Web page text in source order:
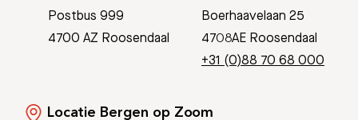
Postbus 999
4700 AZ Roosendaal
Boerhaavelaan 25
4708AE Roosendaal
+31 (0)88 70 68 000
Locatie Bergen op Zoom